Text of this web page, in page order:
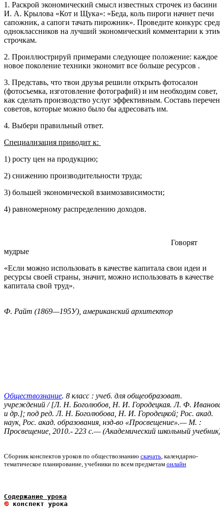
1. Раскрой экономический смысл известных строчек из басини
И. А. Крылова «Кот и Щука»: «Беда, коль пироги начнет печи
сапожник, а сапоги тачать пирожник». Проведите конкурс
одноклассников на лучший экономический комментарии к
строчкам.
2. Проиллюстрируй примерами следующее положение: каждое
новое поколение техники экономит все больше ресурсов .
3. Представь, что твои друзья решили открыть фотосалон
(фотосъемка, изготовление фотографий) и им необходим совет,
как сделать производство услуг эффективным. Составь
советов, которые можно было бы адресовать им.
4. Выбери правильный ответ.
Специализация приводит к:
1) росту цен на продукцию;
2) снижению производительности труда;
3) большей экономической взаимозависимости;
4) равномерному распределению доходов.
Говорят
мудрые
«Если можно использовать в качестве капитала свои идеи и
ресурсы своей страны, значит, можно использовать в качестве
капитала свой труд».
Ф. Райт (1869—195У), американский архитектор
Обществознание. 8 класс : учеб. для общеобразоват.
учреждений / [Л. Н. Боголюбов, Н. И. Городецкая. Л. Ф.
и др.]; под ред. Л. Н. Боголюбова, Н. И. Городецкой; Рос. акад.
наук, Рос. акад. образования, нзд-во «Просвещение».— М. :
Просвещение, 2010.- 223 с.— (Академический школьный
Сборник конспектов уроков по обществознанию скачать, календарно-
тематическое планирование, учебники по всем предметам онлайн
Содержание урока
конспект урока